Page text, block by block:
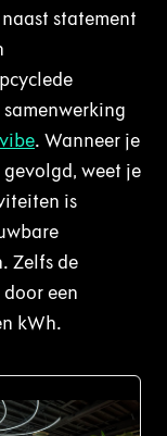
statement
. Wanneer je
gevolgd, weet je
is
Zelfs de
een
kWh.